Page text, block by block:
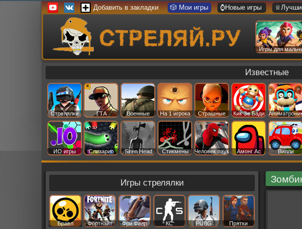
Добавить в закладки 🎲 Мои игры ⌚Новые игры
Игры для
Известные
Стрелялки ГТА Военные На 1 игрока Страшные Кик Зе Бади
ИО игры Слизарио Siren Head Стикмены Человек паук Амонг Ас Вилли
Игры стрелялки
Бравл
Фортнайт Фри Фаер КС PUBG Прятки